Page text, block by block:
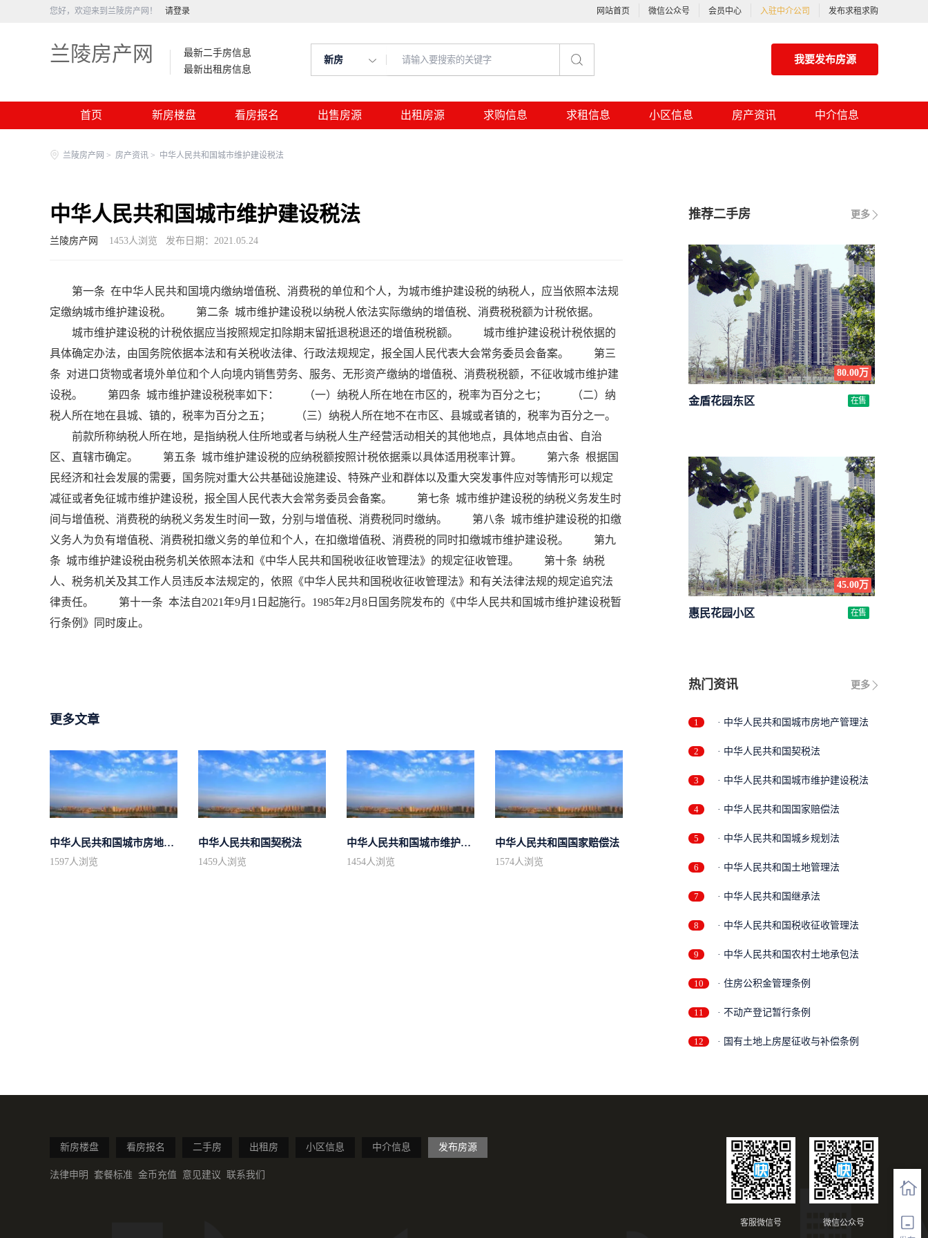
您好，欢迎来到兰陵房产网！ 请登录 网站首页 微信公众号 会员中心 入驻中介公司 发布求租求购
兰陵房产网
最新二手房信息
最新出租房信息
新房 我要发布房源
首页 新房楼盘 看房报名 出售房源 出租房源 求购信息 求租信息 小区信息 房产资讯 中介信息
兰陵房产网 > 房产资讯 > 中华人民共和国城市维护建设税法
中华人民共和国城市维护建设税法
兰陵房产网 1453人浏览 发布日期：2021.05.24
第一条 在中华人民共和国境内缴纳增值税、消费税的单位和个人，为城市维护建设税的纳税人，应当依照本法规
定缴纳城市维护建设税。 第二条 城市维护建设税以纳税人依法实际缴纳的增值税、消费税税额为计税依据。
城市维护建设税的计税依据应当按照规定扣除期末留抵退税退还的增值税税额。 城市维护建设税计税依据的
具体确定办法，由国务院依据本法和有关税收法律、行政法规规定，报全国人民代表大会常务委员会备案。 第三
条 对进口货物或者境外单位和个人向境内销售劳务、服务、无形资产缴纳的增值税、消费税税额，不征收城市维护建
设税。 第四条 城市维护建设税税率如下： （一）纳税人所在地在市区的，税率为百分之七； （二）纳
税人所在地在县城、镇的，税率为百分之五； （三）纳税人所在地不在市区、县城或者镇的，税率为百分之一。
前款所称纳税人所在地，是指纳税人住所地或者与纳税人生产经营活动相关的其他地点，具体地点由省、自治
区、直辖市确定。 第五条 城市维护建设税的应纳税额按照计税依据乘以具体适用税率计算。 第六条 根据国
民经济和社会发展的需要，国务院对重大公共基础设施建设、特殊产业和群体以及重大突发事件应对等情形可以规定
减征或者免征城市维护建设税，报全国人民代表大会常务委员会备案。 第七条 城市维护建设税的纳税义务发生时
间与增值税、消费税的纳税义务发生时间一致，分别与增值税、消费税同时缴纳。 第八条 城市维护建设税的扣缴
义务人为负有增值税、消费税扣缴义务的单位和个人，在扣缴增值税、消费税的同时扣缴城市维护建设税。 第九
条 城市维护建设税由税务机关依照本法和《中华人民共和国税收征收管理法》的规定征收管理。 第十条 纳税
人、税务机关及其工作人员违反本法规定的，依照《中华人民共和国税收征收管理法》和有关法律法规的规定追究法
律责任。 第十一条 本法自2021年9月1日起施行。1985年2月8日国务院发布的《中华人民共和国城市维护建设税暂
行条例》同时废止。
更多文章
中华人民共和国城市房地产管理法
1597人浏览
中华人民共和国契税法
1459人浏览
中华人民共和国城市维护建设税法
1454人浏览
中华人民共和国国家赔偿法
1574人浏览
更多
推荐二手房
80.00万
金盾花园东区 在售
45.00万
惠民花园小区 在售
更多
热门资讯
1 · 中华人民共和国城市房地产管理法
2 · 中华人民共和国契税法
3 · 中华人民共和国城市维护建设税法
4 · 中华人民共和国国家赔偿法
5 · 中华人民共和国城乡规划法
6 · 中华人民共和国土地管理法
7 · 中华人民共和国继承法
8 · 中华人民共和国税收征收管理法
9 · 中华人民共和国农村土地承包法
10 · 住房公积金管理条例
11 · 不动产登记暂行条例
12 · 国有土地上房屋征收与补偿条例
新房楼盘 看房报名 二手房 出租房 小区信息 中介信息 发布房源
法律申明 套餐标准 金币充值 意见建议 联系我们
微信公众号
客服微信号